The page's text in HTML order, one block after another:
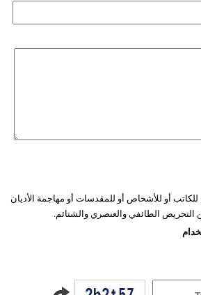
للكاتب أو للأشخاص أو للمقدسات أو مهاجمة الأديان
عن التحريض الطائفي والعنصري والشتائم.